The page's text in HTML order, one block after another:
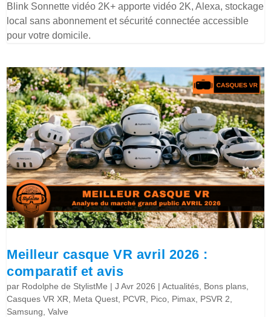
Blink Sonnette vidéo 2K+ apporte vidéo 2K, Alexa, stockage
local sans abonnement et sécurité connectée accessible
pour votre domicile.
Meilleur casque VR avril 2026 :
comparatif et avis
par Rodolphe de StylistMe |J Avr 2026 |Actualités Bons plans
Casques VR XR
Meta Quest PCVR Pico Pimax PSVR 2
Samsung ,Valve